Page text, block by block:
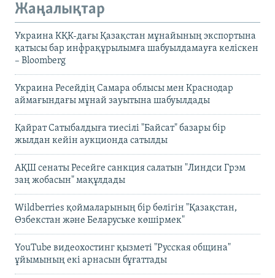
Жаңалықтар
Украина КҚК-дағы Қазақстан мұнайының экспортына
қатысы бар инфрақұрылымға шабуылдамауға келіскен
– Bloomberg
Украина Ресейдің Самара облысы мен Краснодар
аймағындағы мұнай зауытына шабуылдады
Қайрат Сатыбалдыға тиесілі "Байсат" базары бір
жылдан кейін аукционда сатылды
АҚШ сенаты Ресейге санкция салатын "Линдси Грэм
заң жобасын" мақұлдады
Wildberries қоймаларының бір бөлігін "Қазақстан,
Өзбекстан және Беларуське көшірмек"
YouTube видеохостинг қызметі "Русская община"
ұйымының екі арнасын бұғаттады